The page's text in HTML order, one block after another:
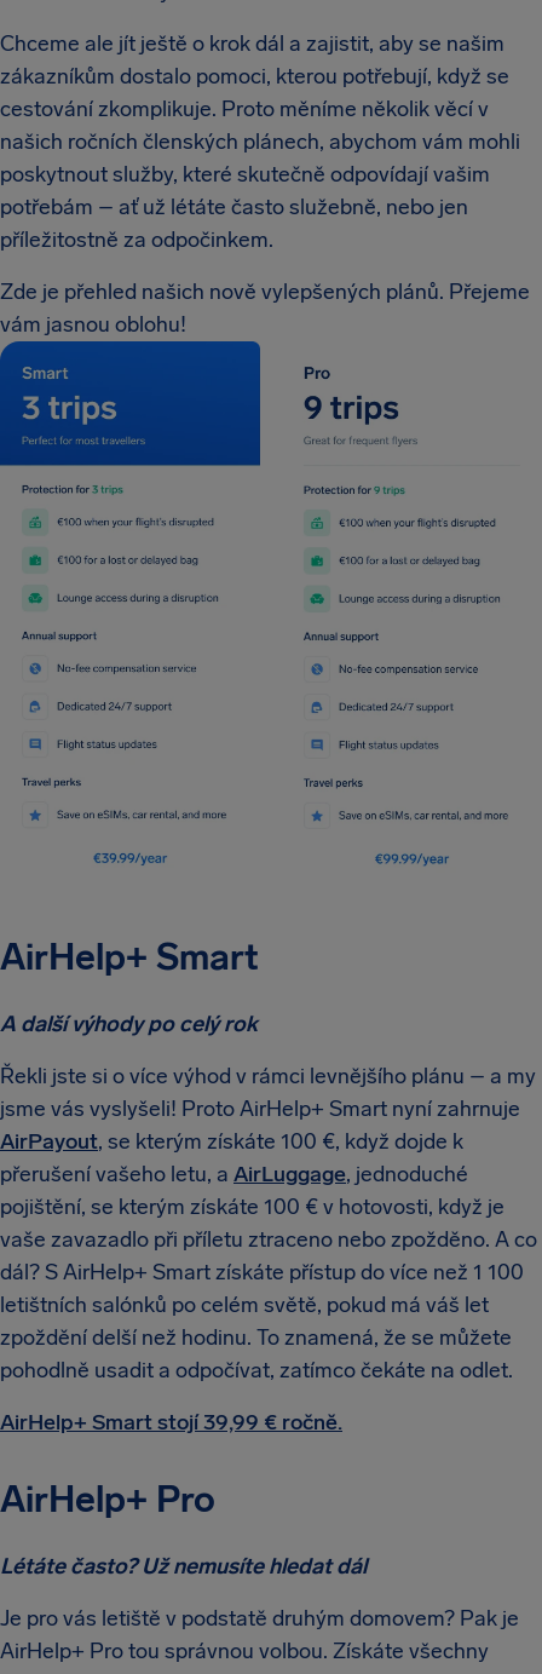
Chceme ale jít ještě o krok dál a zajistit, aby se našim
zákazníkům dostalo pomoci, kterou potřebují, když se
cestování zkomplikuje. Proto měníme několik věcí v
našich ročních členských plánech, abychom vám mohli
poskytnout služby, které skutečně odpovídají vašim
potřebám – ať už létáte často služebně, nebo jen
příležitostně za odpočinkem.
Zde je přehled našich nově vylepšených plánů. Přejeme
vám jasnou oblohu!
AirHelp+ Smart
A další výhody po celý rok
Řekli jste si o více výhod v rámci levnějšího plánu – a my
jsme vás vyslyšeli! Proto AirHelp+ Smart nyní zahrnuje
AirPayout, se kterým získáte 100 €, když dojde k
přerušení vašeho letu, a AirLuggage, jednoduché
pojištění, se kterým získáte 100 € v hotovosti, když je
vaše zavazadlo při příletu ztraceno nebo zpožděno. A co
dál? S AirHelp+ Smart získáte přístup do více než 1 100
letištních salónků po celém světě, pokud má váš let
zpoždění delší než hodinu. To znamená, že se můžete
pohodlně usadit a odpočívat, zatímco čekáte na odlet.
AirHelp+ Smart stojí 39,99 € ročně.
AirHelp+ Pro
Létáte často? Už nemusíte hledat dál
Je pro vás letiště v podstatě druhým domovem? Pak je
AirHelp+ Pro tou správnou volbou. Získáte všechny